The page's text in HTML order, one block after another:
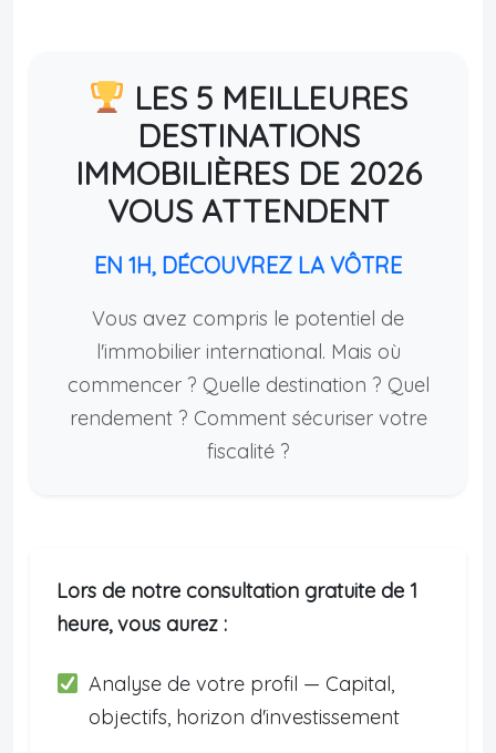
LES 5 MEILLEURES
DESTINATIONS
IMMOBILIÈRES DE 2026
VOUS ATTENDENT
EN 1H, DÉCOUVREZ LA VÔTRE
Vous avez compris le potentiel de
l'immobilier international. Mais où
commencer ? Quelle destination ? Quel
rendement ? Comment sécuriser votre
fiscalité ?
Lors de notre consultation gratuite de 1
heure, vous aurez :
Analyse de votre profil — Capital,
objectifs, horizon d'investissement